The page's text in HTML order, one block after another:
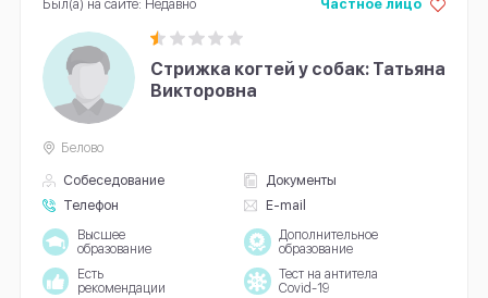
Стрижка когтей у собак: Татьяна
Викторовна
Собеседование
Документы
Телефон
E-mail
Частное лицо
Белово
Высшее
образование
Дополнительное
образование
Есть
рекомендации
Тест на антитела
Covid-19
Был(а) на сайте: Недавно